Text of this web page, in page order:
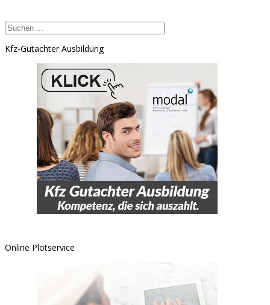
Kfz-Gutachter Ausbildung
Online Plotservice